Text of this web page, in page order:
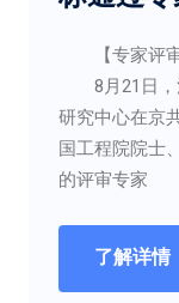
【专家评审
8月21日，
研究中心在京
国工程院院士
的评审专家
了解详情